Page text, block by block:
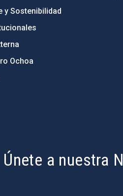
y Sostenibilidad
Ochoa
Únete a nuestra